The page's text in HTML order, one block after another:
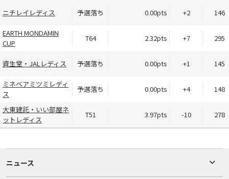
ニチレイレディス 予選落ち 0.00pts +2 146
EARTH MONDAMIN
CUP
T64 2.32pts +7 295
資生堂・JALレディス 予選落ち 0.00pts +1 145
ミネベアミツミレディ
ス
予選落ち 0.00pts +4 148
大東建託・いい部屋ネ
ットレディス
T51 3.97pts -10 278
ニュース